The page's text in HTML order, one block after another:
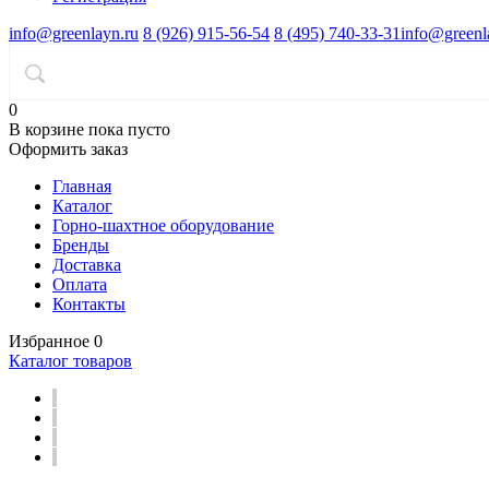
info@greenlayn.ru 8 (926) 915-56-54 8 (495) 740-33-31
0
В корзине пока пусто
Оформить заказ
Главная
Каталог
Горно-шахтное оборудование
Бренды
Доставка
Оплата
Контакты
Избранное 0
Каталог товаров